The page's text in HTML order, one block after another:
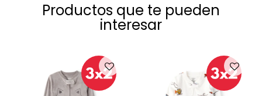
Productos que te pueden
interesar